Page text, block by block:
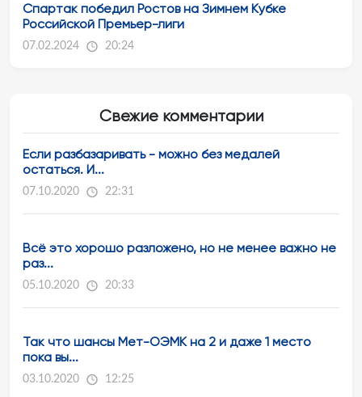
Спартак победил Ростов на Зимнем Кубке
Российской Премьер-лиги
07.02.2024 20:24
Свежие комментарии
Если разбазаривать - можно без медалей
остаться. И...
07.10.2020 22:31
Всё это хорошо разложено, но не менее важно не
раз...
05.10.2020 20:33
Так что шансы Мет-ОЭМК на 2 и даже 1 место
пока вы...
03.10.2020 12:25